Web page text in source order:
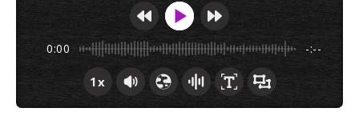
0:00 -:--
1x